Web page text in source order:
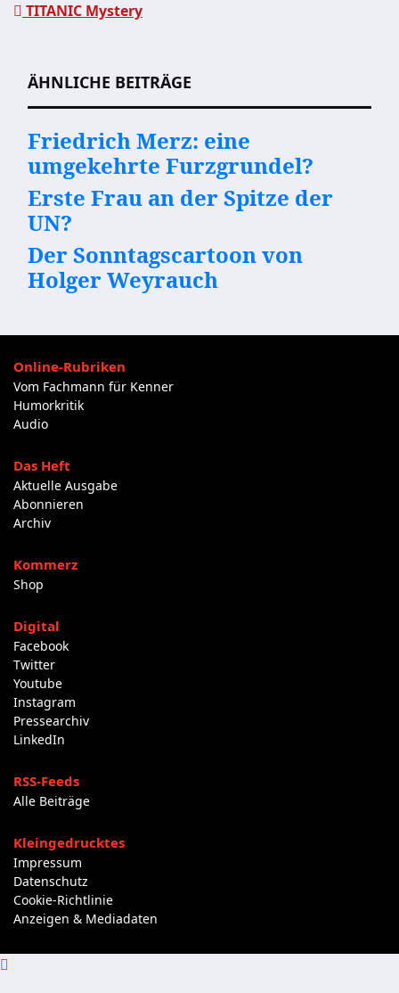
TITANIC Mystery
ÄHNLICHE BEITRÄGE
Friedrich Merz: eine
umgekehrte Furzgrundel?
Erste Frau an der Spitze der
UN?
Der Sonntagscartoon von
Holger Weyrauch
Online-Rubriken
Vom Fachmann für Kenner
Humorkritik
Audio
Das Heft
Aktuelle Ausgabe
Abonnieren
Archiv
Kommerz
Shop
Digital
Facebook
Twitter
Youtube
Instagram
Pressearchiv
LinkedIn
RSS-Feeds
Alle Beiträge
Kleingedrucktes
Impressum
Datenschutz
Cookie-Richtlinie
Anzeigen & Mediadaten